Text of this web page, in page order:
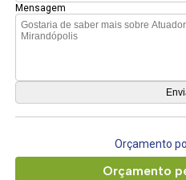
Mensagem
Orçamento
Orçamento